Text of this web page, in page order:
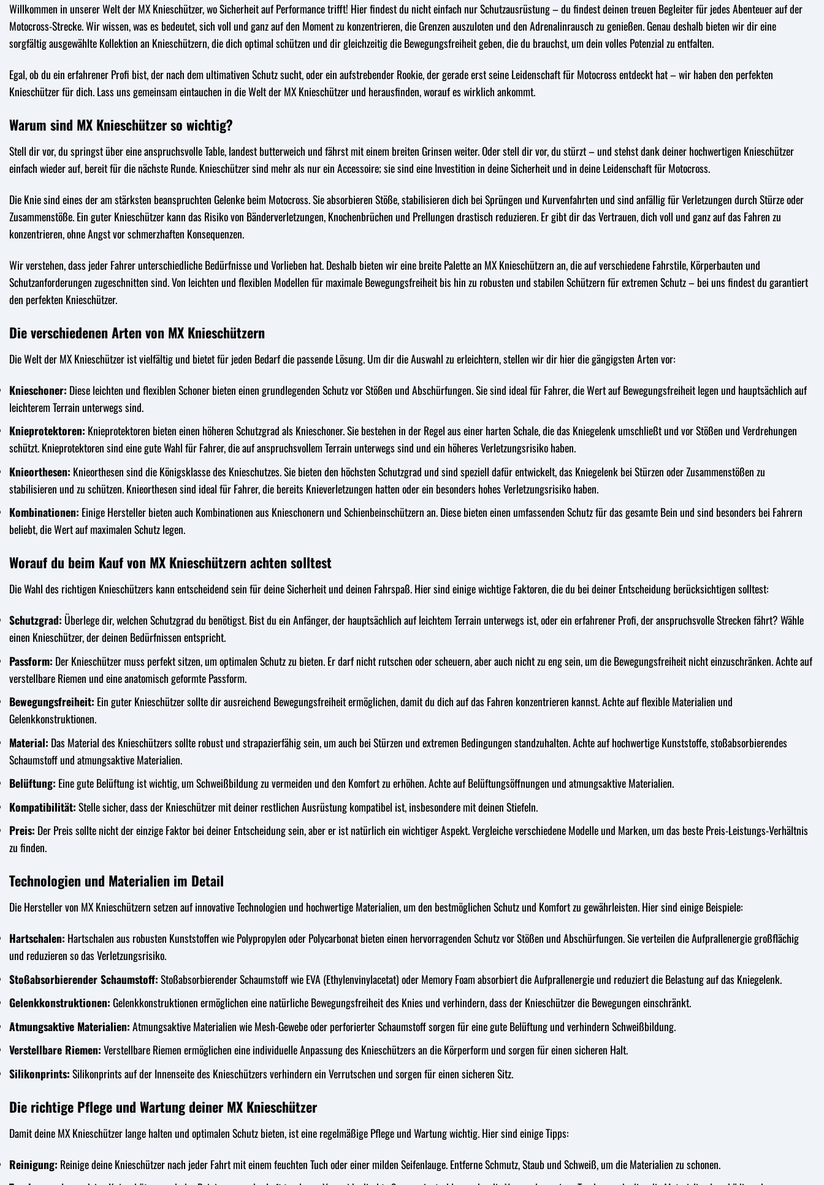
Willkommen in unserer Welt der MX Knieschützer, wo Sicherheit auf Performance trifft! Hier findest du nicht einfach nur Schutzausrüstung – du findest deinen treuen Begleiter für jedes Abenteuer auf der
Motocross-Strecke. Wir wissen, was es bedeutet, sich voll und ganz auf den Moment zu konzentrieren, die Grenzen auszuloten und den Adrenalinrausch zu genießen. Genau deshalb bieten wir dir eine
sorgfältig ausgewählte Kollektion an Knieschützern, die dich optimal schützen und dir gleichzeitig die Bewegungsfreiheit geben, die du brauchst, um dein volles Potenzial zu entfalten.
Egal, ob du ein erfahrener Profi bist, der nach dem ultimativen Schutz sucht, oder ein aufstrebender Rookie, der gerade erst seine Leidenschaft für Motocross entdeckt hat – wir haben den perfekten
Knieschützer für dich. Lass uns gemeinsam eintauchen in die Welt der MX Knieschützer und herausfinden, worauf es wirklich ankommt.
Warum sind MX Knieschützer so wichtig?
Stell dir vor, du springst über eine anspruchsvolle Table, landest butterweich und fährst mit einem breiten Grinsen weiter. Oder stell dir vor, du stürzt – und stehst dank deiner hochwertigen Knieschützer
einfach wieder auf, bereit für die nächste Runde. Knieschützer sind mehr als nur ein Accessoire; sie sind eine Investition in deine Sicherheit und in deine Leidenschaft für Motocross.
Die Knie sind eines der am stärksten beanspruchten Gelenke beim Motocross. Sie absorbieren Stöße, stabilisieren dich bei Sprüngen und Kurvenfahrten und sind anfällig für Verletzungen durch Stürze oder
Zusammenstöße. Ein guter Knieschützer kann das Risiko von Bänderverletzungen, Knochenbrüchen und Prellungen drastisch reduzieren. Er gibt dir das Vertrauen, dich voll und ganz auf das Fahren zu
konzentrieren, ohne Angst vor schmerzhaften Konsequenzen.
Wir verstehen, dass jeder Fahrer unterschiedliche Bedürfnisse und Vorlieben hat. Deshalb bieten wir eine breite Palette an MX Knieschützern an, die auf verschiedene Fahrstile, Körperbauten und
Schutzanforderungen zugeschnitten sind. Von leichten und flexiblen Modellen für maximale Bewegungsfreiheit bis hin zu robusten und stabilen Schützern für extremen Schutz – bei uns findest du garantiert
den perfekten Knieschützer.
Die verschiedenen Arten von MX Knieschützern
Die Welt der MX Knieschützer ist vielfältig und bietet für jeden Bedarf die passende Lösung. Um dir die Auswahl zu erleichtern, stellen wir dir hier die gängigsten Arten vor:
Knieschoner: Diese leichten und flexiblen Schoner bieten einen grundlegenden Schutz vor Stößen und Abschürfungen. Sie sind ideal für Fahrer, die Wert auf Bewegungsfreiheit legen und hauptsächlich auf
leichterem Terrain unterwegs sind.
Knieprotektoren: Knieprotektoren bieten einen höheren Schutzgrad als Knieschoner. Sie bestehen in der Regel aus einer harten Schale, die das Kniegelenk umschließt und vor Stößen und Verdrehungen
schützt. Knieprotektoren sind eine gute Wahl für Fahrer, die auf anspruchsvollem Terrain unterwegs sind und ein höheres Verletzungsrisiko haben.
Knieorthesen: Knieorthesen sind die Königsklasse des Knieschutzes. Sie bieten den höchsten Schutzgrad und sind speziell dafür entwickelt, das Kniegelenk bei Stürzen oder Zusammenstößen zu
stabilisieren und zu schützen. Knieorthesen sind ideal für Fahrer, die bereits Knieverletzungen hatten oder ein besonders hohes Verletzungsrisiko haben.
Kombinationen: Einige Hersteller bieten auch Kombinationen aus Knieschonern und Schienbeinschützern an. Diese bieten einen umfassenden Schutz für das gesamte Bein und sind besonders bei Fahrern
beliebt, die Wert auf maximalen Schutz legen.
Worauf du beim Kauf von MX Knieschützern achten solltest
Die Wahl des richtigen Knieschützers kann entscheidend sein für deine Sicherheit und deinen Fahrspaß. Hier sind einige wichtige Faktoren, die du bei deiner Entscheidung berücksichtigen solltest:
Schutzgrad: Überlege dir, welchen Schutzgrad du benötigst. Bist du ein Anfänger, der hauptsächlich auf leichtem Terrain unterwegs ist, oder ein erfahrener Profi, der anspruchsvolle Strecken fährt? Wähle
einen Knieschützer, der deinen Bedürfnissen entspricht.
Passform: Der Knieschützer muss perfekt sitzen, um optimalen Schutz zu bieten. Er darf nicht rutschen oder scheuern, aber auch nicht zu eng sein, um die Bewegungsfreiheit nicht einzuschränken. Achte auf
verstellbare Riemen und eine anatomisch geformte Passform.
Bewegungsfreiheit: Ein guter Knieschützer sollte dir ausreichend Bewegungsfreiheit ermöglichen, damit du dich auf das Fahren konzentrieren kannst. Achte auf flexible Materialien und
Gelenkkonstruktionen.
Material: Das Material des Knieschützers sollte robust und strapazierfähig sein, um auch bei Stürzen und extremen Bedingungen standzuhalten. Achte auf hochwertige Kunststoffe, stoßabsorbierendes
Schaumstoff und atmungsaktive Materialien.
Belüftung: Eine gute Belüftung ist wichtig, um Schweißbildung zu vermeiden und den Komfort zu erhöhen. Achte auf Belüftungsöffnungen und atmungsaktive Materialien.
Kompatibilität:Stelle sicher, dass der Knieschützer mit deiner restlichen Ausrüstung kompatibel ist, insbesondere mit deinen Stiefeln.
Preis: Der Preis sollte nicht der einzige Faktor bei deiner Entscheidung sein, aber er ist natürlich ein wichtiger Aspekt. Vergleiche verschiedene Modelle und Marken, um das beste Preis-Leistungs-Verhältnis
zu finden.
Technologien und Materialien im Detail
Die Hersteller von MX Knieschützern setzen auf innovative Technologien und hochwertige Materialien, um den bestmöglichen Schutz und Komfort zu gewährleisten. Hier sind einige Beispiele:
Hartschalen: Hartschalen aus robusten Kunststoffen wie Polypropylen oder Polycarbonat bieten einen hervorragenden Schutz vor Stößen und Abschürfungen. Sie verteilen die Aufprallenergie großflächig
und reduzieren so das Verletzungsrisiko.
Stoßabsorbierender Schaumstoff:Stoßabsorbierender Schaumstoff wie EVA (Ethylenvinylacetat) oder Memory Foam absorbiert die Aufprallenergie und reduziert die Belastung auf das Kniegelenk.
Gelenkkonstruktionen:Gelenkkonstruktionen ermöglichen eine natürliche Bewegungsfreiheit des Knies und verhindern, dass der Knieschützer die Bewegungen einschränkt.
Atmungsaktive Materialien:Atmungsaktive Materialien wie Mesh-Gewebe oder perforierter Schaumstoff sorgen für eine gute Belüftung und verhindern Schweißbildung.
Verstellbare Riemen:Verstellbare Riemen ermöglichen eine individuelle Anpassung des Knieschützers an die Körperform und sorgen für einen sicheren Halt.
Silikonprints:Silikonprints auf der Innenseite des Knieschützers verhindern ein Verrutschen und sorgen für einen sicheren Sitz.
Die richtige Pflege und Wartung deiner MX Knieschützer
Damit deine MX Knieschützer lange halten und optimalen Schutz bieten, ist eine regelmäßige Pflege und Wartung wichtig. Hier sind einige Tipps:
Reinigung: Reinige deine Knieschützer nach jeder Fahrt mit einem feuchten Tuch oder einer milden Seifenlauge. Entferne Schmutz, Staub und Schweiß, um die Materialien zu schonen.